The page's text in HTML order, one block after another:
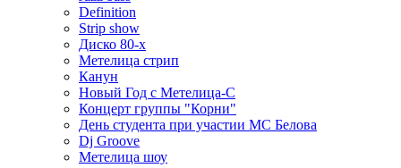
Definition
Strip show
Диско 80-х
Метелица стрип
Канун
Новый Год с Метелица-С
Концерт группы "Корни"
День студента при участии МС Белова
Dj Groove
Метелица шоу